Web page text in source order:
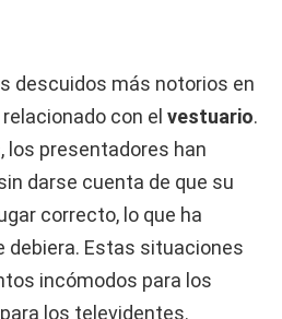
descuidos más notorios en
con el vestuario.
los presentadores han
darse cuenta de que su
correcto, lo que ha
debiera. Estas situaciones
incómodos para los
los televidentes.